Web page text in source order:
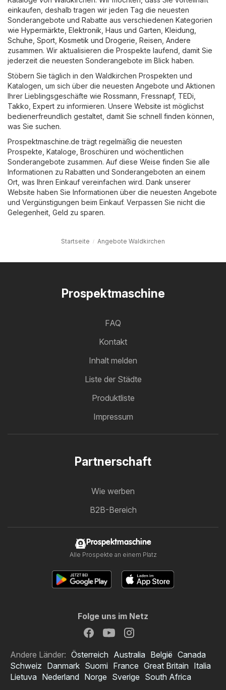
einkaufen, deshalb tragen wir jeden Tag die neuesten
Sonderangebote und Rabatte aus verschiedenen Kategorien
wie Hypermärkte Elektronik Haus und Garten Kleidung,
Schuhe, Sport Kosmetik und Drogerie Reisen Andere
zusammen. Wir aktualisieren die Prospekte laufend, damit Sie
jederzeit die neuesten Sonderangebote im Blick haben.
Stöbern Sie täglich in den Waldkirchen Prospekten und
Katalogen, um sich über die neuesten Angebote und Aktionen
Ihrer Lieblingsgeschäfte wie Rossmann Fressnapf, TEDi
Takko Expert zu informieren. Unsere Website ist möglichst
bedienerfreundlich gestaltet, damit Sie schnell finden können,
was Sie suchen.
Prospektmaschine.de trägt regelmäßig die neuesten
Prospekte, Kataloge, Broschüren und wöchentlichen
Sonderangebote zusammen. Auf diese Weise finden Sie alle
Informationen zu Rabatten und Sonderangeboten an einem
Ort, was Ihren Einkauf vereinfachen wird. Dank unserer
Website haben Sie Informationen über die neuesten Angebote
und Vergünstigungen beim Einkauf. Verpassen Sie nicht die
Gelegenheit, Geld zu sparen.
Startseite Angebote Waldkirchen
Prospektmaschine
FAQ
Kontakt
Inhalt melden
Liste der Städte
Produktliste
Impressum
Partnerschaft
Wie werben
B2B-Bereich
Prospektmaschine
Alle Prospekte an einem Platz
Folge uns im Netz
Andere Länder: Österreich Australia België Canada
Schweiz Danmark Suomi France Great Britain Italia
Lietuva Nederland Norge Sverige South Africa